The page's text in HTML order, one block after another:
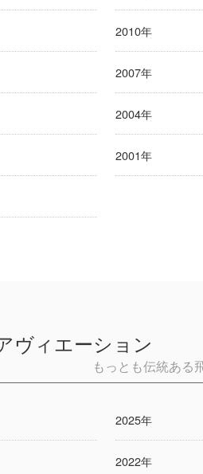
2010年
2007年
2004年
2001年
ヴィエーション
もっとも伝統ある
2025年
2022年